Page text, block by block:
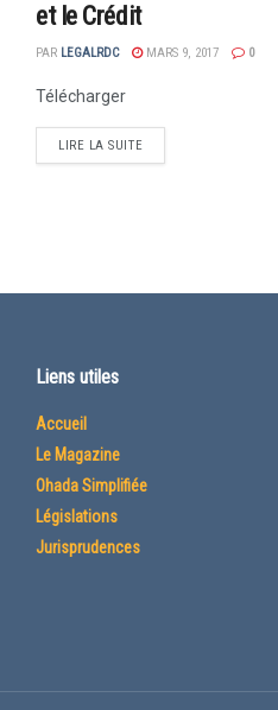
et le Crédit
PAR LEGALRDC MARS 9, 2017 0
Télécharger
LIRE LA SUITE
Liens utiles
Accueil
Le Magazine
Ohada Simplifiée
Législations
Jurisprudences